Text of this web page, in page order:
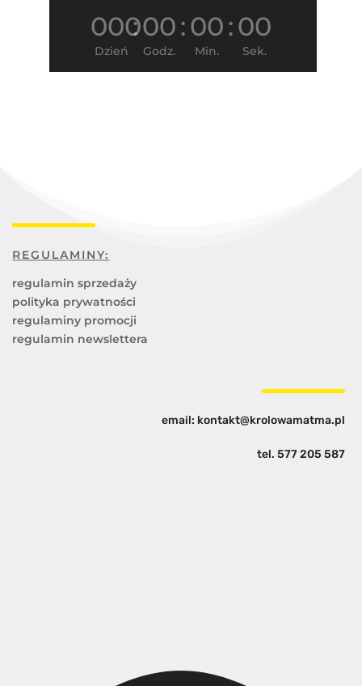
000
Dzień
:00
Godz.
:00
Min.
:00
Sek.
REGULAMINY:
regulamin sprzedaży
polityka prywatności
regulaminy promocji
regulamin newslettera
email: kontakt@krolowamatma.pl
tel. 577 205 587